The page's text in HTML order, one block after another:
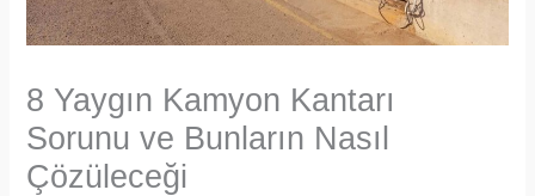
8 Yaygın Kamyon Kantarı
Sorunu ve Bunların Nasıl
Çözüleceği